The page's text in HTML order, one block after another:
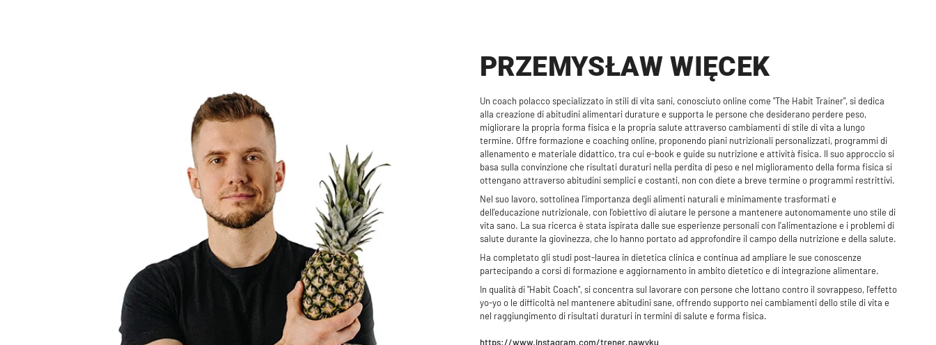
PRZEMYSŁAW WIĘCEK
Un coach polacco specializzato in stili di vita sani, conosciuto online come "The Habit Trainer", si dedica
alla creazione di abitudini alimentari durature e supporta le persone che desiderano perdere peso,
migliorare la propria forma fisica e la propria salute attraverso cambiamenti di stile di vita a lungo
termine. Offre formazione e coaching online, proponendo piani nutrizionali personalizzati, programmi di
allenamento e materiale didattico, tra cui e-book e guide su nutrizione e attività fisica. Il suo approccio si
basa sulla convinzione che risultati duraturi nella perdita di peso e nel miglioramento della forma fisica si
ottengano attraverso abitudini semplici e costanti, non con diete a breve termine o programmi restrittivi.
Nel suo lavoro, sottolinea l'importanza degli alimenti naturali e minimamente trasformati e
dell'educazione nutrizionale, con l'obiettivo di aiutare le persone a mantenere autonomamente uno stile di
vita sano. La sua ricerca è stata ispirata dalle sue esperienze personali con l'alimentazione e i problemi di
salute durante la giovinezza, che lo hanno portato ad approfondire il campo della nutrizione e della salute.
Ha completato gli studi post-laurea in dietetica clinica e continua ad ampliare le sue conoscenze
partecipando a corsi di formazione e aggiornamento in ambito dietetico e di integrazione alimentare.
In qualità di "Habit Coach", si concentra sul lavorare con persone che lottano contro il sovrappeso, l'effetto
yo-yo o le difficoltà nel mantenere abitudini sane, offrendo supporto nei cambiamenti dello stile di vita e
nel raggiungimento di risultati duraturi in termini di salute e forma fisica.
https://www.instagram.com/trener.nawyku